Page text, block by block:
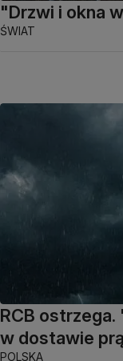
"Drzwi i okna
ŚWIAT
RCB
w dostawie
POLSKA